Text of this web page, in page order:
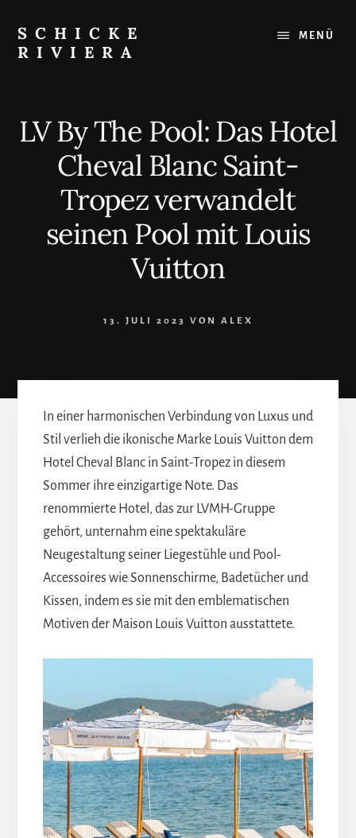
content
SCHICKE
RIVIERA
Ausflugsziele
MENÜ
LV By The Pool: Das Hotel
Cheval Blanc Saint-
Tropez verwandelt
seinen Pool mit Louis
Vuitton
13. JULI 2023 VON ALEX
In einer harmonischen Verbindung von Luxus und
Stil verlieh die ikonische Marke Louis Vuitton dem
Hotel Cheval Blanc in Saint-Tropez in diesem
Sommer ihre einzigartige Note. Das
renommierte Hotel, das zur LVMH-Gruppe
gehört, unternahm eine spektakuläre
Neugestaltung seiner Liegestühle und Pool-
Accessoires wie Sonnenschirme, Badetücher und
Kissen, indem es sie mit den emblematischen
Motiven der Maison Louis Vuitton ausstattete.